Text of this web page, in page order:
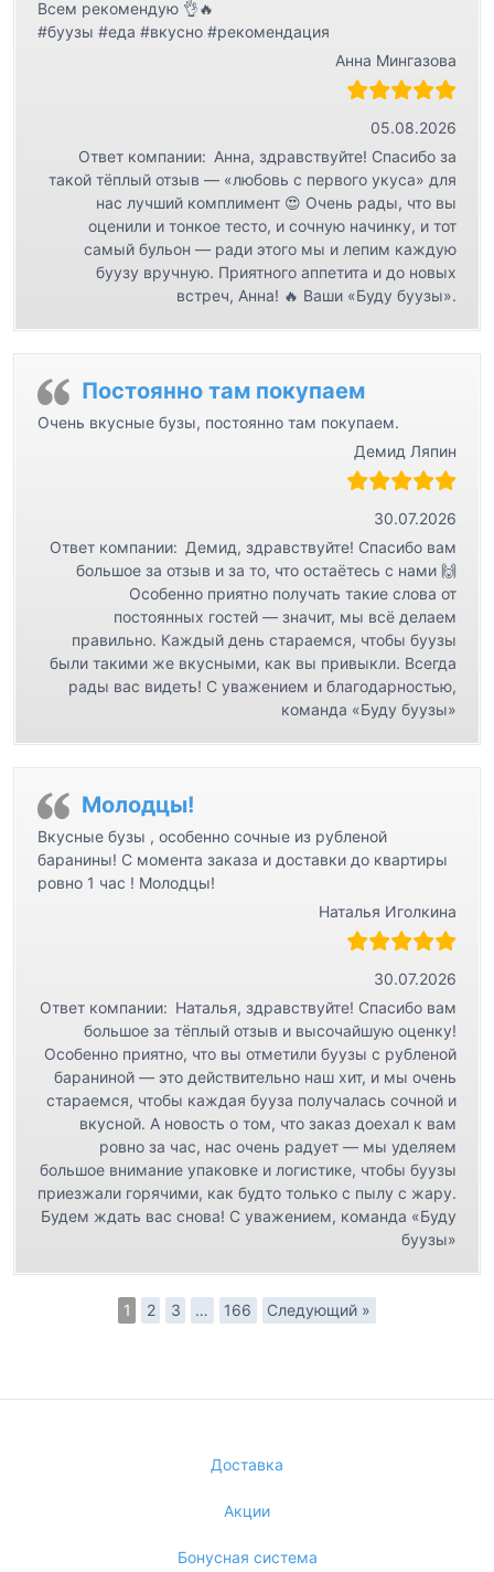
Всем рекомендую 👌🔥
#буузы #еда #вкусно #рекомендация
Анна Мингазова
05.08.2026
Ответ компании: Анна, здравствуйте! Спасибо за
такой тёплый отзыв — «любовь с первого укуса» для
нас лучший комплимент 😍 Очень рады, что вы
оценили и тонкое тесто, и сочную начинку, и тот
самый бульон — ради этого мы и лепим каждую
буузу вручную. Приятного аппетита и до новых
встреч, Анна! 🔥 Ваши «Буду буузы».
Постоянно там покупаем
Очень вкусные бузы, постоянно там покупаем.
Демид Ляпин
30.07.2026
Ответ компании: Демид, здравствуйте! Спасибо вам
большое за отзыв и за то, что остаётесь с нами 🙌
Особенно приятно получать такие слова от
постоянных гостей — значит, мы всё делаем
правильно. Каждый день стараемся, чтобы буузы
были такими же вкусными, как вы привыкли. Всегда
рады вас видеть! С уважением и благодарностью,
команда «Буду буузы»
Молодцы!
Вкусные бузы , особенно сочные из рубленой
баранины! С момента заказа и доставки до квартиры
ровно 1 час ! Молодцы!
Наталья Иголкина
30.07.2026
Ответ компании: Наталья, здравствуйте! Спасибо вам
большое за тёплый отзыв и высочайшую оценку!
Особенно приятно, что вы отметили буузы с рубленой
бараниной — это действительно наш хит, и мы очень
стараемся, чтобы каждая бууза получалась сочной и
вкусной. А новость о том, что заказ доехал к вам
ровно за час, нас очень радует — мы уделяем
большое внимание упаковке и логистике, чтобы буузы
приезжали горячими, как будто только с пылу с жару.
Будем ждать вас снова! С уважением, команда «Буду
буузы»
1 2 3 … 166 Следующий »
Доставка
Акции
Бонусная система